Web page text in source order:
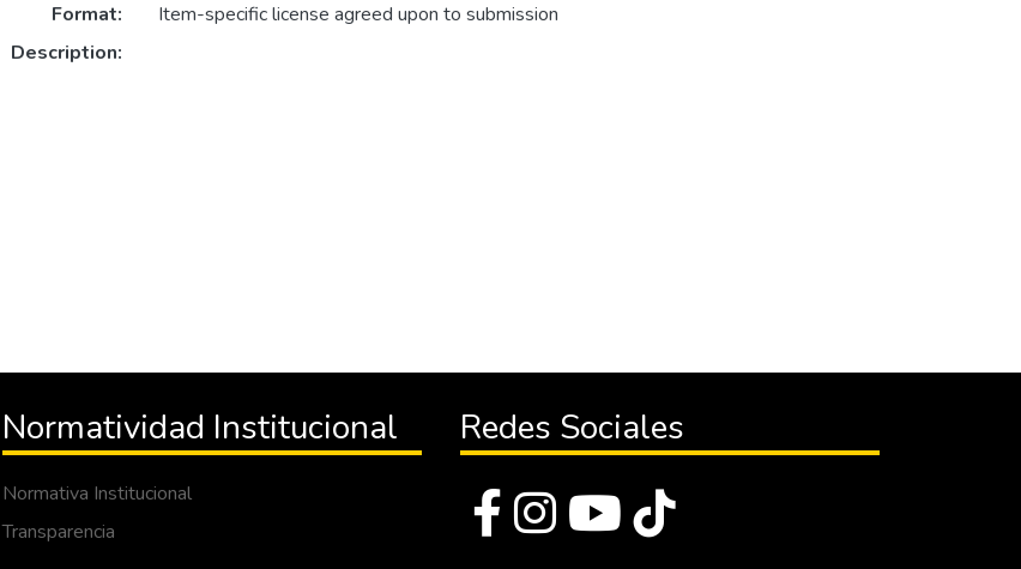
Format:
Item-specific license agreed upon to submission
Description:
Normatividad Institucional
Normativa Institucional
Transparencia
Redes Sociales